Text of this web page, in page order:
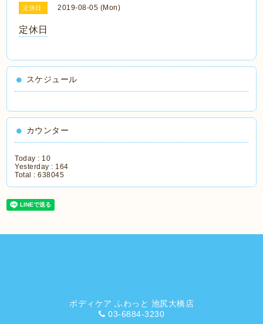
定休日 2019-08-05 (Mon)
定休日
スケジュール
カウンター
Today : 10
Yesterday : 164
Total :638045
ボディケア ふわっと 池尻大橋店
03-6884-3230